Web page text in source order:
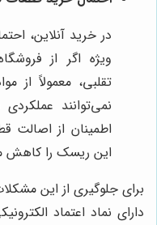
در خرید آنلاین،
ویژه اگر از
تقلبی، معمولاً از
نمی‌توانند
اطمینان از اصالت
این ریسک را
برای جلوگیری از این
دارای نماد اعتماد